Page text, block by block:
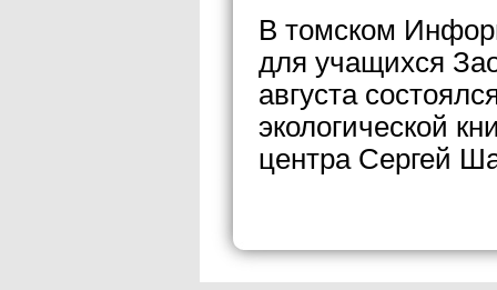
В томском
для учащихся
августа
экологической
центра Сергей